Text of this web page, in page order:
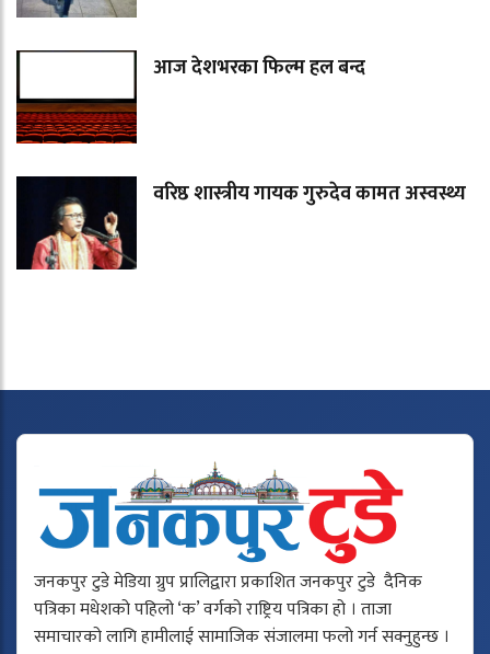
आज देशभरका फिल्म हल बन्द
वरिष्ठ शास्त्रीय गायक गुरुदेव कामत अस्वस्थ्य
जनकपुर टुडे मेडिया ग्रुप प्रालिद्वारा प्रकाशित जनकपुर टुडे दैनिक
पत्रिका मधेशको पहिलो ‘क’ वर्गको राष्ट्रिय पत्रिका हो । ताजा
समाचारको लागि हामीलाई सामाजिक संजालमा फलो गर्न सक्नुहुन्छ ।